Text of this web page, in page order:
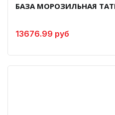
БАЗА МОРОЗИЛЬНАЯ
13676.99 руб